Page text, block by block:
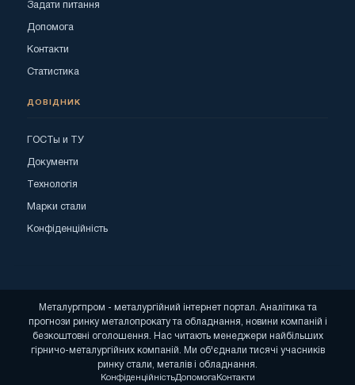
Задати питання
Допомога
Контакти
Статистика
ДОВІДНИК
ГОСТы и ТУ
Документи
Технологія
Марки стали
Конфіденційність
Металургпром - металургійний інтернет портал. Аналітика та
прогнози ринку металопрокату та обладнання, новини компаній і
безкоштовні оголошення. Нас читають менеджери найбільших
гірничо-металургійних компаній. Ми об'єднали тисячі учасників
ринку стали, металів і обладнання.
КонфіденційністьДопомогаКонтакти